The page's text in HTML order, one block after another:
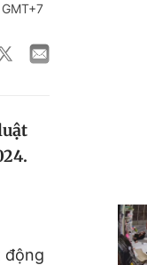
động